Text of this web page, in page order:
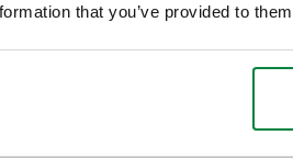
that you’ve provided to